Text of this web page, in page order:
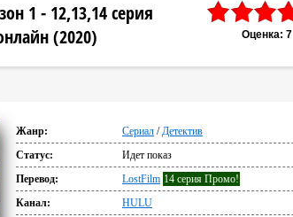
Оценка: 7
1 - 12,13,14 серия
(2020)
Жанр: Сериал /Детектив
Статус:
Идет показ
Перевод:
LostFilm 14 серия Промо!
Канал:
HULU